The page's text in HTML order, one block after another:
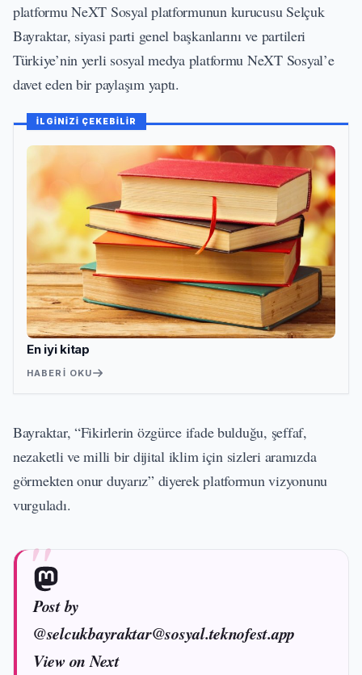
platformu NeXT Sosyal platformunun kurucusu Selçuk
Bayraktar, siyasi parti genel başkanlarını ve partileri
Türkiye’nin yerli sosyal medya platformu NeXT Sosyal’e
davet eden bir paylaşım yaptı.
İLGİNİZİ ÇEKEBİLİR
En iyi kitap
HABERI OKU
Bayraktar, “Fikirlerin özgürce ifade bulduğu, şeffaf,
nezaketli ve milli bir dijital iklim için sizleri aramızda
görmekten onur duyarız” diyerek platformun vizyonunu
vurguladı.
Post by
@selcukbayraktar@sosyal.teknofest.app
View on Next